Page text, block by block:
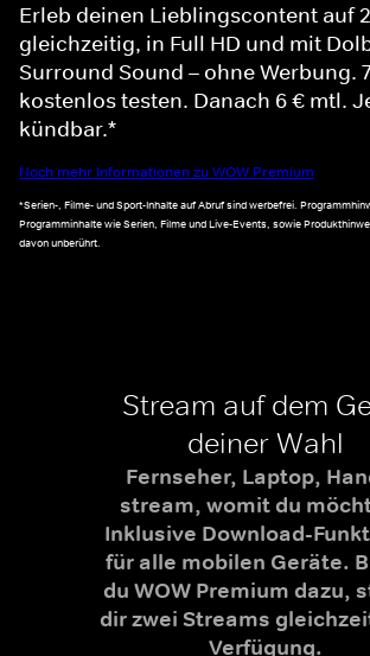
Erleb deinen Lieblingscontent auf
gleichzeitig, in Full HD und mit
Surround Sound – ohne Werbung.
kostenlos testen. Danach 6 € mtl.
kündbar.*
Noch mehr Informationen zu WOW Premium
*Serien-, Filme- und Sport-Inhalte auf Abruf sind werbefrei.
Programminhalte wie Serien, Filme und Live-Events, sowie
davon unberührt.
Stream auf dem
deiner Wahl
Fernseher, Laptop,
stream, womit du
Inklusive Download-
für alle mobilen Geräte.
du WOW Premium dazu,
dir zwei Streams
Verfügung.